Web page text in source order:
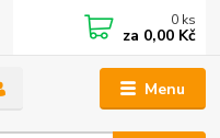
Menu
0 ks
za 0,00 Kč